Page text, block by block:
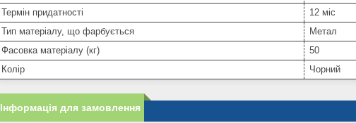
Термін придатності
12 міс
Тип матеріалу, що фарбується
Метал
Фасовка матеріалу (кг)
50
Колір
Чорний
Інформація для замовлення